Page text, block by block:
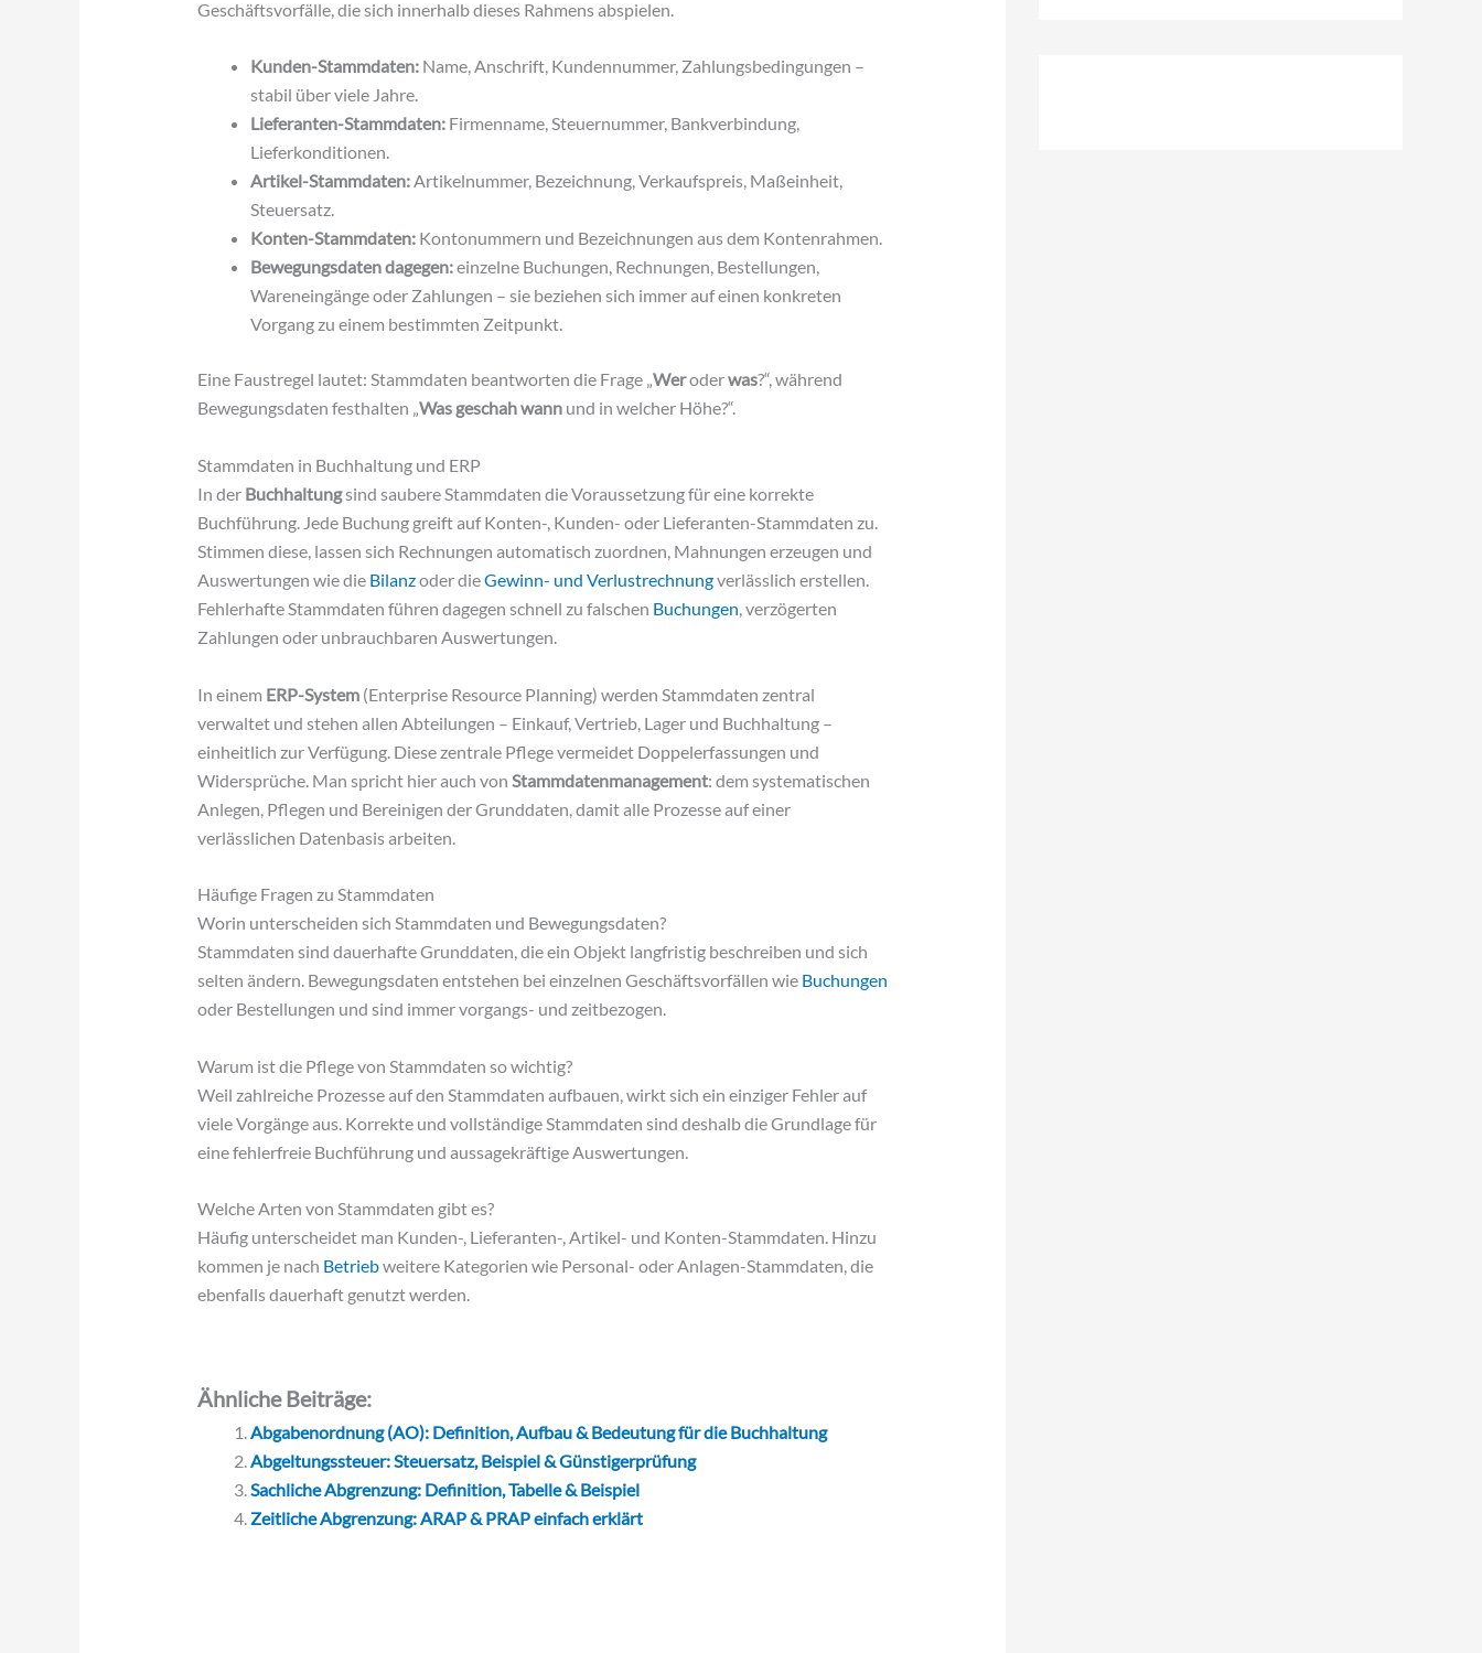
Geschäftsvorfälle, die sich innerhalb dieses Rahmens abspielen.
Kunden-Stammdaten:Name, Anschrift, Kundennummer, Zahlungsbedingungen –
stabil über viele Jahre.
Lieferanten-Stammdaten:Firmenname, Steuernummer, Bankverbindung,
Lieferkonditionen.
Artikel-Stammdaten:Artikelnummer, Bezeichnung, Verkaufspreis, Maßeinheit,
Steuersatz.
Konten-Stammdaten:Kontonummern und Bezeichnungen aus dem Kontenrahmen.
Bewegungsdaten dagegen:einzelne Buchungen, Rechnungen, Bestellungen,
Wareneingänge oder Zahlungen – sie beziehen sich immer auf einen konkreten
Vorgang zu einem bestimmten Zeitpunkt.
Eine Faustregel lautet: Stammdaten beantworten die Frage „Weroderwas?“, während
Bewegungsdaten festhalten „Was geschah wannund in welcher Höhe?“.
Stammdaten in Buchhaltung und ERP
In der Buchhaltungsind saubere Stammdaten die Voraussetzung für eine korrekte
Buchführung. Jede Buchung greift auf Konten-, Kunden- oder Lieferanten-Stammdaten zu.
Stimmen diese, lassen sich Rechnungen automatisch zuordnen, Mahnungen erzeugen und
Auswertungen wie die Bilanzoder dieGewinn- und Verlustrechnungverlässlich erstellen.
Fehlerhafte Stammdaten führen dagegen schnell zu falschen Buchungen, verzögerten
Zahlungen oder unbrauchbaren Auswertungen.
In einem ERP-System(Enterprise Resource Planning) werden Stammdaten zentral
verwaltet und stehen allen Abteilungen – Einkauf, Vertrieb, Lager und Buchhaltung –
einheitlich zur Verfügung. Diese zentrale Pflege vermeidet Doppelerfassungen und
Widersprüche. Man spricht hier auch von Stammdatenmanagement: dem systematischen
Anlegen, Pflegen und Bereinigen der Grunddaten, damit alle Prozesse auf einer
verlässlichen Datenbasis arbeiten.
Häufige Fragen zu Stammdaten
Worin unterscheiden sich Stammdaten und Bewegungsdaten?
Stammdaten sind dauerhafte Grunddaten, die ein Objekt langfristig beschreiben und sich
selten ändern. Bewegungsdaten entstehen bei einzelnen Geschäftsvorfällen wie Buchungen
oder Bestellungen und sind immer vorgangs- und zeitbezogen.
Warum ist die Pflege von Stammdaten so wichtig?
Weil zahlreiche Prozesse auf den Stammdaten aufbauen, wirkt sich ein einziger Fehler auf
viele Vorgänge aus. Korrekte und vollständige Stammdaten sind deshalb die Grundlage für
eine fehlerfreie Buchführung und aussagekräftige Auswertungen.
Welche Arten von Stammdaten gibt es?
Häufig unterscheidet man Kunden-, Lieferanten-, Artikel- und Konten-Stammdaten. Hinzu
kommen je nach Betriebweitere Kategorien wie Personal- oder Anlagen-Stammdaten, die
ebenfalls dauerhaft genutzt werden.
Ähnliche Beiträge:
Abgabenordnung (AO): Definition, Aufbau & Bedeutung für die Buchhaltung
Abgeltungssteuer: Steuersatz, Beispiel & Günstigerprüfung
Sachliche Abgrenzung: Definition, Tabelle & Beispiel
Zeitliche Abgrenzung: ARAP & PRAP einfach erklärt